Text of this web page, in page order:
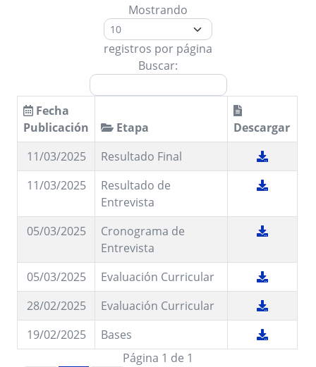
Mostrando
registros por página
Buscar:
Fecha
Publicación
Etapa
Descargar
11/03/2025
Resultado Final
11/03/2025
Resultado de
Entrevista
05/03/2025
Cronograma de
Entrevista
05/03/2025
Evaluación Curricular
28/02/2025
Evaluación Curricular
19/02/2025
Bases
Página 1 de 1